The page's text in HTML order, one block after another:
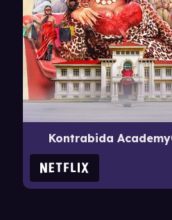
Kontrabida Academy